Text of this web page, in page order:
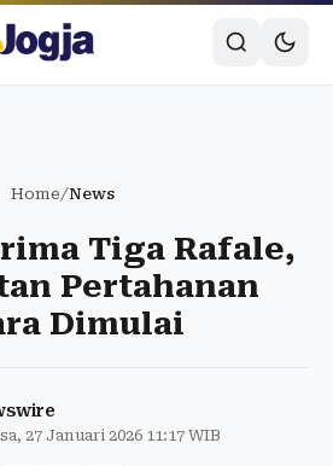
Home/News
Tiga Rafale,
Pertahanan
Dimulai
27 Januari 2026 11:17 WIB